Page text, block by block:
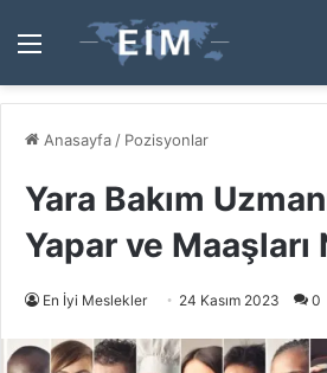
Menü
Anasayfa / Pozisyonlar
Yara Bakım
Yapar ve Maaşları
En İyi Meslekler 24 Kasım 2023 0